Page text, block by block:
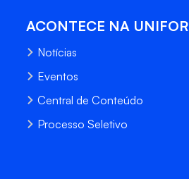
ACONTECE NA UNIFOR
Notícias
Eventos
Central de Conteúdo
Processo Seletivo